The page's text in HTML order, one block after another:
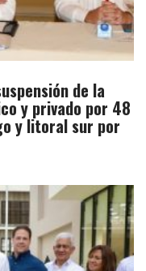
de la
y privado por 48
y litoral sur por